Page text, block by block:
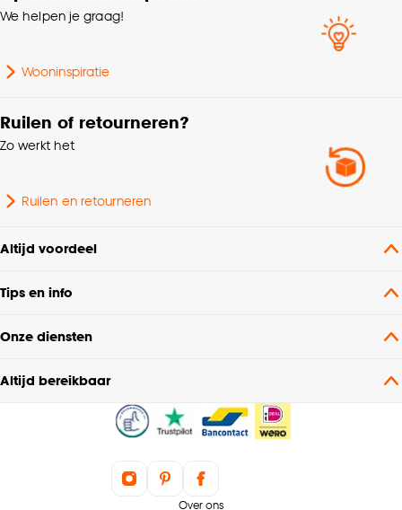
We helpen je graag!
Wooninspiratie
Ruilen of retourneren?
Zo werkt het
Ruilen en retourneren
Altijd voordeel
Tips en info
Onze diensten
Altijd bereikbaar
Over ons